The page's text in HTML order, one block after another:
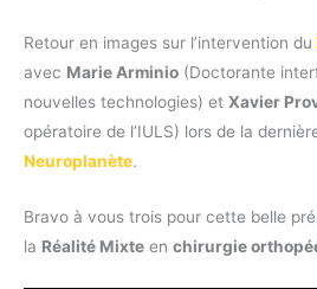
Retour en images sur l’intervention du
avec Marie Arminio (Doctorante
nouvelles technologies) et Xavier
opératoire de l’IULS) lors de la
Neuroplanète.
Bravo à vous trois pour cette belle
la Réalité Mixte en chirurgie